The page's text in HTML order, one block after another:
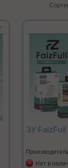
ЗУ FaizFull
Нет в